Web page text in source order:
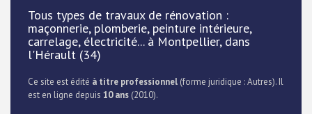
Tous types de travaux de rénovation :
maçonnerie, plomberie, peinture intérieure,
carrelage, électricité... à Montpellier, dans
l'Hérault (34)
Ce site est édité à titre professionnel (forme juridique : Autres). Il
est en ligne depuis 10 ans (2010).